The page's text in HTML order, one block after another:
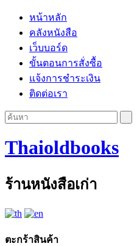
หน้าหลัก
คลังหนังสือ
เว็บบอร์ด
ขั้นตอนการสั่งซื้อ
แจ้งการชำระเงิน
ติดต่อเรา
Thaioldbooks
ร้านหนังสือเก่า
ตะกร้าสินค้า